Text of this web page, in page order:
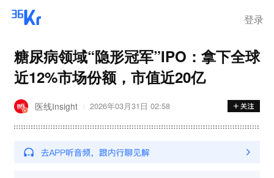
登录
糖尿病领域“隐形冠军”IPO：拿下全球
近12%市场份额，市值近20亿
医线Insight 2026年03月31日 02:58